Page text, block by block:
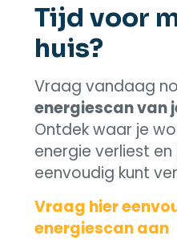
Tijd voor
huis?
Vraag vandaag
energiescan van
Ontdek waar je
energie verliest
eenvoudig kunt
Vraag hier
energiescan aan